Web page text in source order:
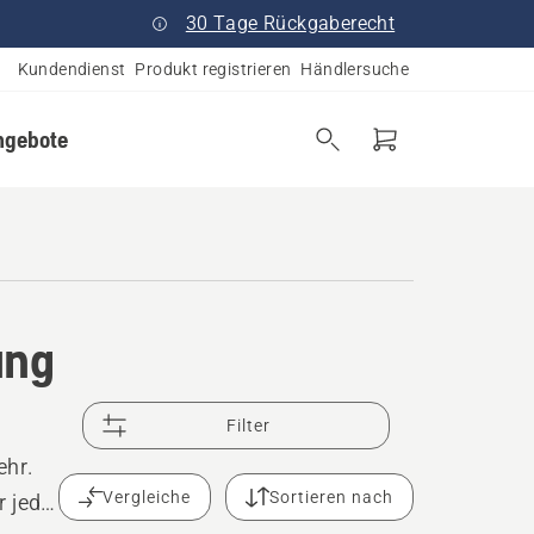
30 Tage Rückgaberecht
Kundendienst Produkt registrieren Händlersuche
jede
Filter
Vergleiche Sortieren nach